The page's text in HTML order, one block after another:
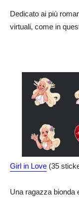
Dedicato ai più
virtuali, come in
Girl in Love (35
Una ragazza bionda